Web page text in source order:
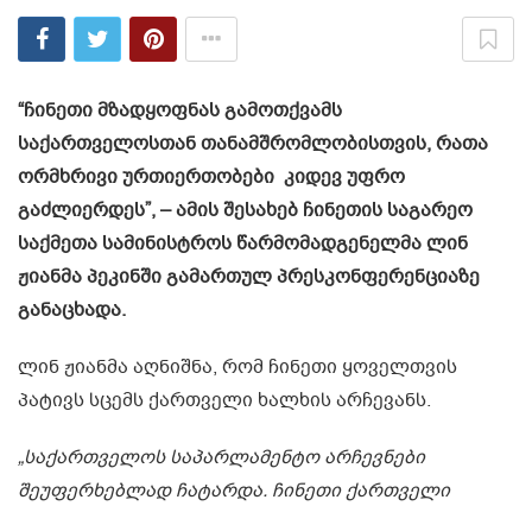
“ჩინეთი მზადყოფნას გამოთქვამს
საქართველოსთან თანამშრომლობისთვის, რათა
ორმხრივი ურთიერთობები კიდევ უფრო
გაძლიერდეს”, – ამის შესახებ ჩინეთის საგარეო
საქმეთა სამინისტროს წარმომადგენელმა ლინ
ჟიანმა პეკინში გამართულ პრესკონფერენციაზე
განაცხადა.
ლინ ჟიანმა აღნიშნა, რომ ჩინეთი ყოველთვის
პატივს სცემს ქართველი ხალხის არჩევანს.
„საქართველოს საპარლამენტო არჩევნები
შეუფერხებლად ჩატარდა. ჩინეთი ქართველი